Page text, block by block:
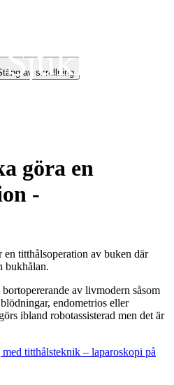
av skrollning
göra en
-
titthålsoperation av buken där
bukhålan.
av livmodern såsom
endometrios eller
ibland robotassisterad men det är
titthålsteknik – laparoskopi på